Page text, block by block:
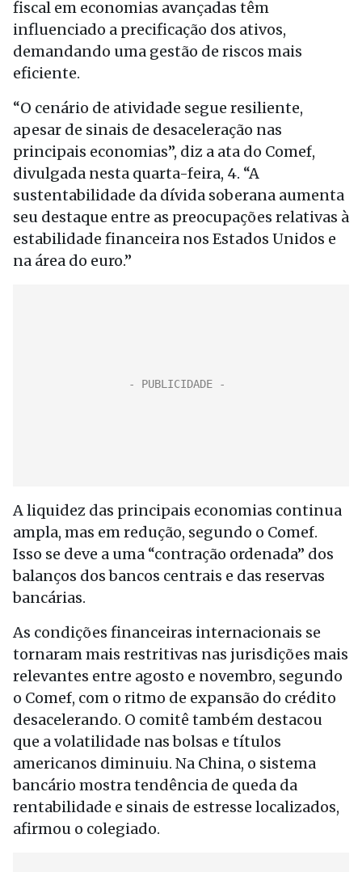
fiscal em economias avançadas têm
influenciado a precificação dos ativos,
demandando uma gestão de riscos mais
eficiente.
“O cenário de atividade segue resiliente,
apesar de sinais de desaceleração nas
principais economias”, diz a ata do Comef,
divulgada nesta quarta-feira, 4. “A
sustentabilidade da dívida soberana aumenta
seu destaque entre as preocupações relativas à
estabilidade financeira nos Estados Unidos e
na área do euro.”
A liquidez das principais economias continua
ampla, mas em redução, segundo o Comef.
Isso se deve a uma “contração ordenada” dos
balanços dos bancos centrais e das reservas
bancárias.
As condições financeiras internacionais se
tornaram mais restritivas nas jurisdições mais
relevantes entre agosto e novembro, segundo
o Comef, com o ritmo de expansão do crédito
desacelerando. O comitê também destacou
que a volatilidade nas bolsas e títulos
americanos diminuiu. Na China, o sistema
bancário mostra tendência de queda da
rentabilidade e sinais de estresse localizados,
afirmou o colegiado.